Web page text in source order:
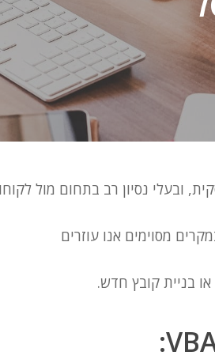
ובעלי נסיון רב בתחום מול
מסוימים אנו עוזרים
בניית קובץ חדש.